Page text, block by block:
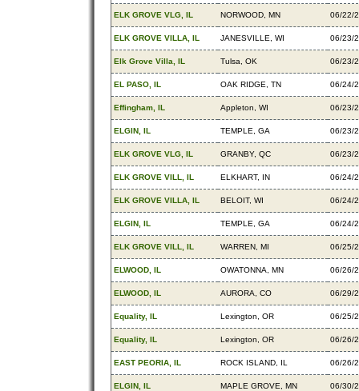
ELK GROVE VLG, IL NORWOOD, MN 06/22/
ELK GROVE VILLA, IL JANESVILLE, WI 06/23/
Elk Grove Villa, IL Tulsa, OK 06/23/
EL PASO, IL OAK RIDGE, TN 06/24/
Effingham, IL Appleton, WI 06/23/
ELGIN, IL TEMPLE, GA 06/23/
ELK GROVE VLG, IL GRANBY, QC 06/23/
ELK GROVE VILL, IL ELKHART, IN 06/24/
ELK GROVE VILLA, IL BELOIT, WI 06/24/
ELGIN, IL TEMPLE, GA 06/24/
ELK GROVE VILL, IL WARREN, MI 06/25/
ELWOOD, IL OWATONNA, MN 06/26/
ELWOOD, IL AURORA, CO 06/29/
Equality, IL Lexington, OR 06/25/
Equality, IL Lexington, OR 06/26/
EAST PEORIA, IL ROCK ISLAND, IL 06/26/
ELGIN, IL MAPLE GROVE, MN 06/30/